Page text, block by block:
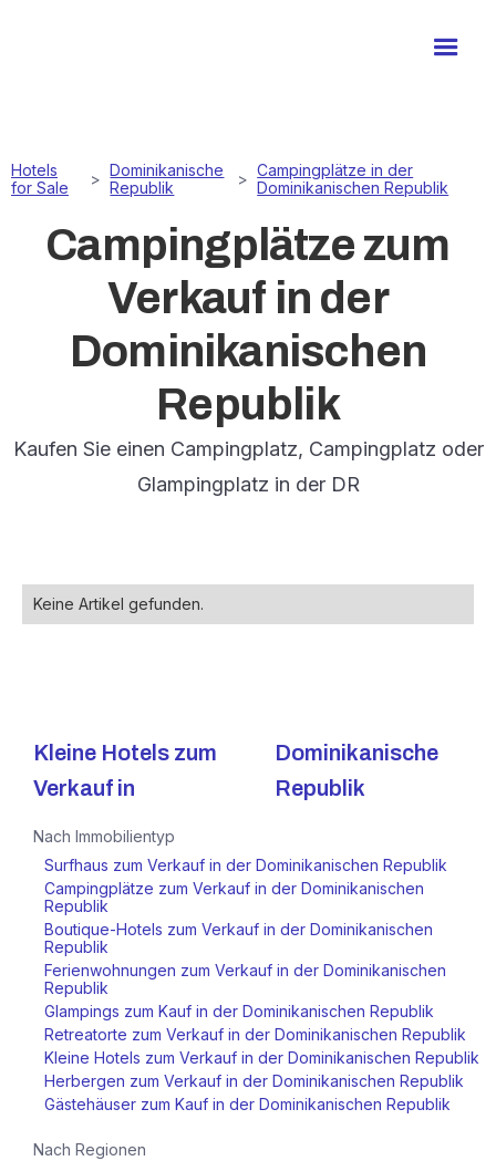
Hotels
for Sale
> Dominikanische
Republik
> Campingplätze in der
Dominikanischen Republik
Campingplätze zum
Verkauf in der
Dominikanischen
Republik
Kaufen Sie einen Campingplatz, Campingplatz oder
Glampingplatz in der DR
Keine Artikel gefunden.
Kleine Hotels zum
Verkauf in
Dominikanische
Republik
Nach Immobilientyp
Surfhaus zum Verkauf in der Dominikanischen Republik
Campingplätze zum Verkauf in der Dominikanischen
Republik
Boutique-Hotels zum Verkauf in der Dominikanischen
Republik
Ferienwohnungen zum Verkauf in der Dominikanischen
Republik
Glampings zum Kauf in der Dominikanischen Republik
Retreatorte zum Verkauf in der Dominikanischen Republik
Kleine Hotels zum Verkauf in der Dominikanischen Republik
Herbergen zum Verkauf in der Dominikanischen Republik
Gästehäuser zum Kauf in der Dominikanischen Republik
Nach Regionen